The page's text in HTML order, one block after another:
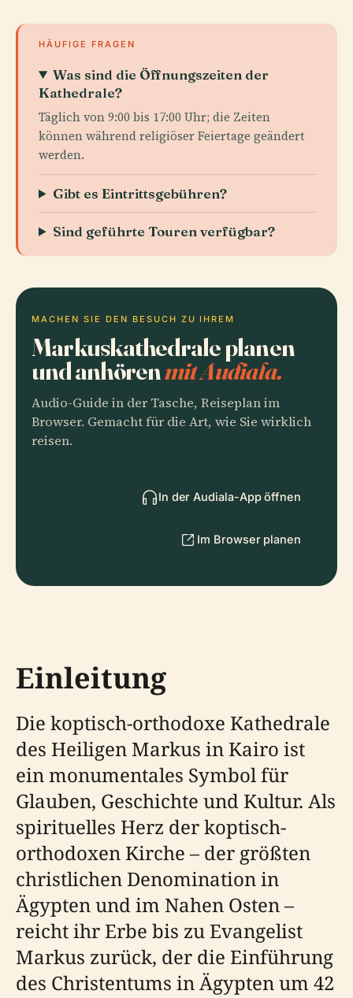
HÄUFIGE FRAGEN
Was sind die Öffnungszeiten der
Kathedrale?
Täglich von 9:00 bis 17:00 Uhr; die Zeiten
können während religiöser Feiertage geändert
werden.
Gibt es Eintrittsgebühren?
Sind geführte Touren verfügbar?
MACHEN SIE DEN BESUCH ZU IHREM
Markuskathedrale planen
und anhörenmit Audiala.
Audio-Guide in der Tasche, Reiseplan im
Browser. Gemacht für die Art, wie Sie wirklich
reisen.
In der Audiala-App öffnen
Im Browser planen
Einleitung
Die koptisch-orthodoxe Kathedrale
des Heiligen Markus in Kairo ist
ein monumentales Symbol für
Glauben, Geschichte und Kultur. Als
spirituelles Herz der koptisch-
orthodoxen Kirche – der größten
christlichen Denomination in
Ägypten und im Nahen Osten –
reicht ihr Erbe bis zu Evangelist
Markus zurück, der die Einführung
des Christentums in Ägypten um 42